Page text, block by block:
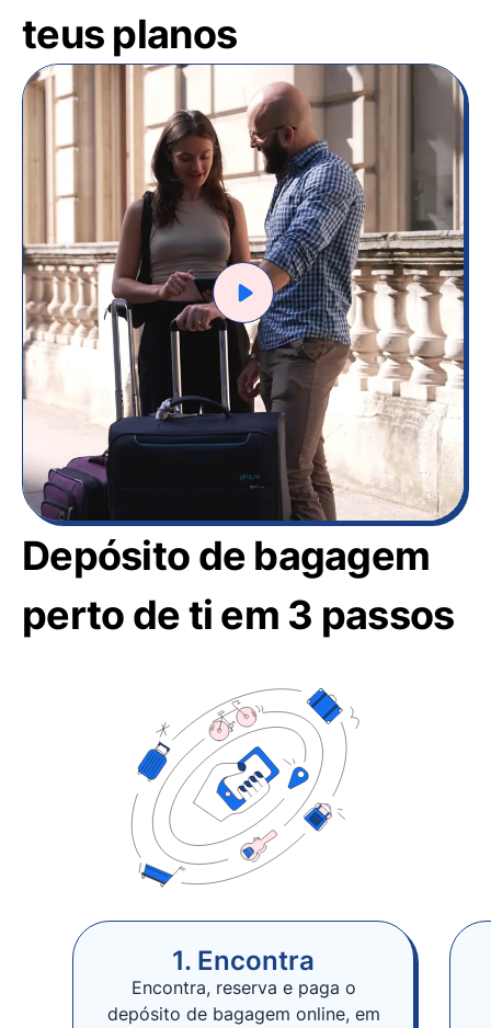
teus planos
Depósito de bagagem
perto de ti em 3 passos
1. Encontra
Encontra, reserva e paga o
depósito de bagagem online, em